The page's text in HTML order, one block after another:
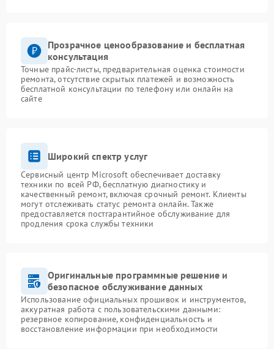
Прозрачное ценообразование и бесплатная
консультация
Точные прайс-листы, предварительная оценка стоимости
ремонта, отсутствие скрытых платежей и возможность
бесплатной консультации по телефону или онлайн на
сайте
Широкий спектр услуг
Сервисный центр Microsoft обеспечивает доставку
техники по всей РФ, бесплатную диагностику и
качественный ремонт, включая срочный ремонт. Клиенты
могут отслеживать статус ремонта онлайн. Также
предоставляется постгарантийное обслуживание для
продления срока службы техники
Оригинальные программные решение и
безопасное обслуживание данных
Использование официальных прошивок и инструментов,
аккуратная работа с пользовательскими данными:
резервное копирование, конфиденциальность и
восстановление информации при необходимости